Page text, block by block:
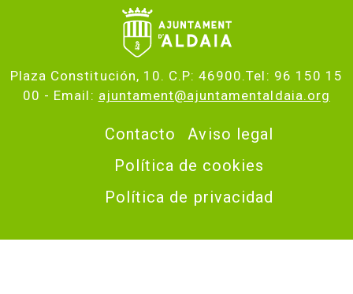
Plaza Constitución, 10. C.P: 46900.Tel: 96 150 15
00 - Email: ajuntament@ajuntamentaldaia.org
Contacto
Aviso legal
Política de cookies
Política de privacidad